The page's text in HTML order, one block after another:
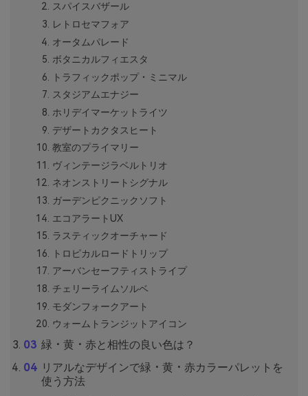
スパイスバザール
レトロセマフォア
オータムパレード
ボタニカルフィエスタ
トラフィックポップ・ミニマル
スタジアムエナジー
ホリデイマーケットライツ
デザートカクタスヒート
教室のプライマリー
ヴィンテージラベルトリオ
ネオンストリートシグナル
ガーデンピクニックソフト
エコアラートUX
ラスティックオーチャード
トロピカルロードトリップ
アーバンセーフティストライプ
チェリーライムソルベ
モダンフォークアート
ウォームトランジットアイコン
緑・黄・赤と相性の良い色は？
リアルなデザインで緑・黄・赤カラーパレットを
使う方法